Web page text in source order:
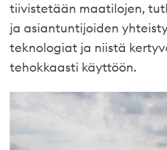
tiivistetään maatilojen,
ja asiantuntijoiden
teknologiat ja niistä
tehokkaasti käyttöön.